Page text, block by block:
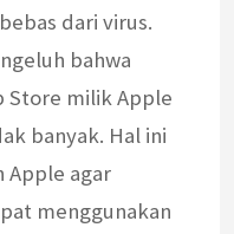
dari virus.
bahwa
Store milik Apple
banyak. Hal ini
Apple agar
menggunakan